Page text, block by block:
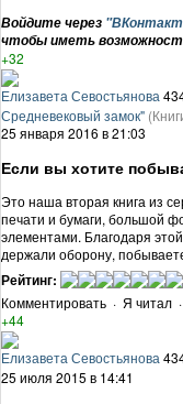
Войдите через
чтобы иметь
+32
Елизавета Севостьянова
Средневековый замок"
25 января 2016 в 21:03
Если вы хотите
Это наша вторая книга из
печати и бумаги, большой
элементами. Благодаря
держали оборону,
Рейтинг:
Комментировать · Я читал ·
+44
Елизавета Севостьянова
25 июля 2015 в 14:41